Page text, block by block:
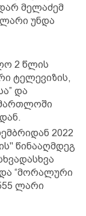
მელაძემ
ლარი უნდა
2 წლის
ტელევიზის,
და
2022
წინააღმდეგ
და “მორალური
ლარი